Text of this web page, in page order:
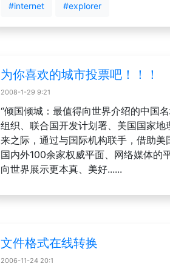
#internet #explorer
为你喜欢的城市投票吧！！！
2008-1-29 9:21
“倾国倾城：最值得向世界介绍的中国
组织、联合国开发计划署、美国国家
来之际，通过与国际机构联手，借助美
国内外100余家权威平面、网络媒体的
向世界展示更本真、美好......
文件格式在线转换
2006-11-24 20:1